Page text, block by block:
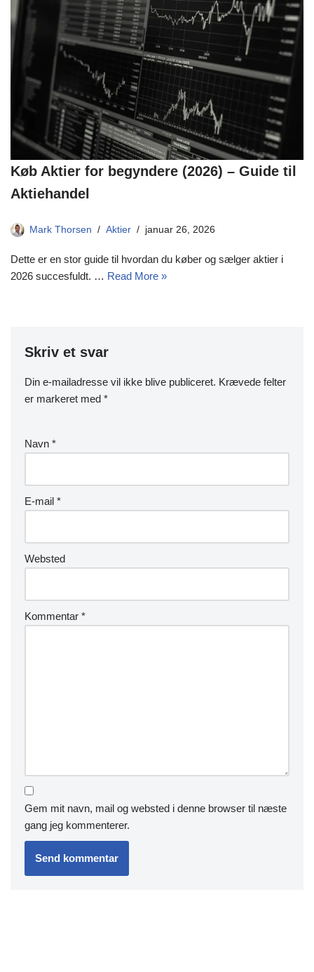
Køb Aktier for begyndere (2026) – Guide til
Aktiehandel
Mark Thorsen Aktier januar 26, 2026
Dette er en stor guide til hvordan du køber og sælger aktier i
2026 succesfuldt. … Read More »
Skriv et svar
Din e-mailadresse vil ikke blive publiceret. Krævede felter
er markeret med *
Navn *
E-mail *
Websted
Kommentar *
Gem mit navn, mail og websted i denne browser til næste
gang jeg kommenterer.